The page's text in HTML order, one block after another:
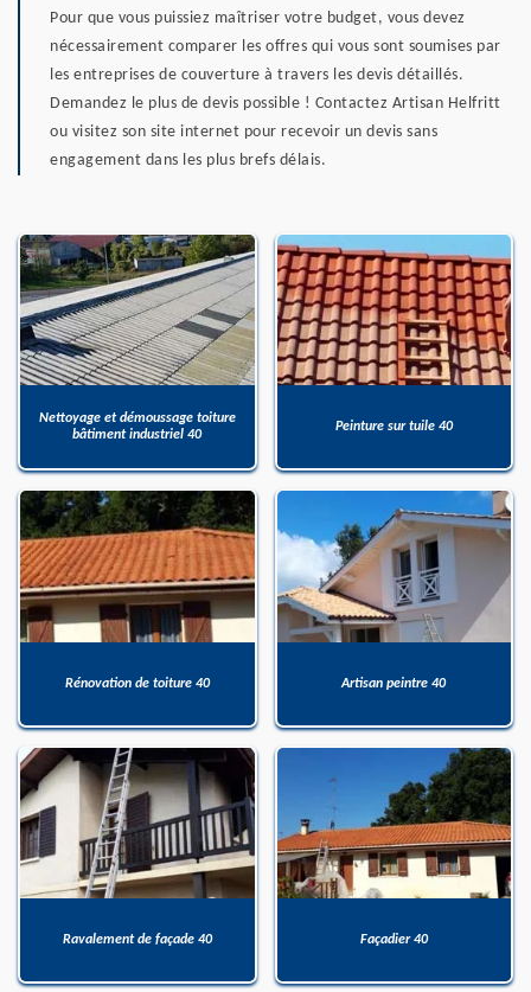
Pour que vous puissiez maîtriser votre budget, vous devez
nécessairement comparer les offres qui vous sont soumises par
les entreprises de couverture à travers les devis détaillés.
Demandez le plus de devis possible ! Contactez Artisan Helfritt
ou visitez son site internet pour recevoir un devis sans
engagement dans les plus brefs délais.
Nettoyage et démoussage toiture
bâtiment industriel 40
Peinture sur tuile 40
Rénovation de toiture 40 Artisan peintre 40
Ravalement de façade 40 Façadier 40